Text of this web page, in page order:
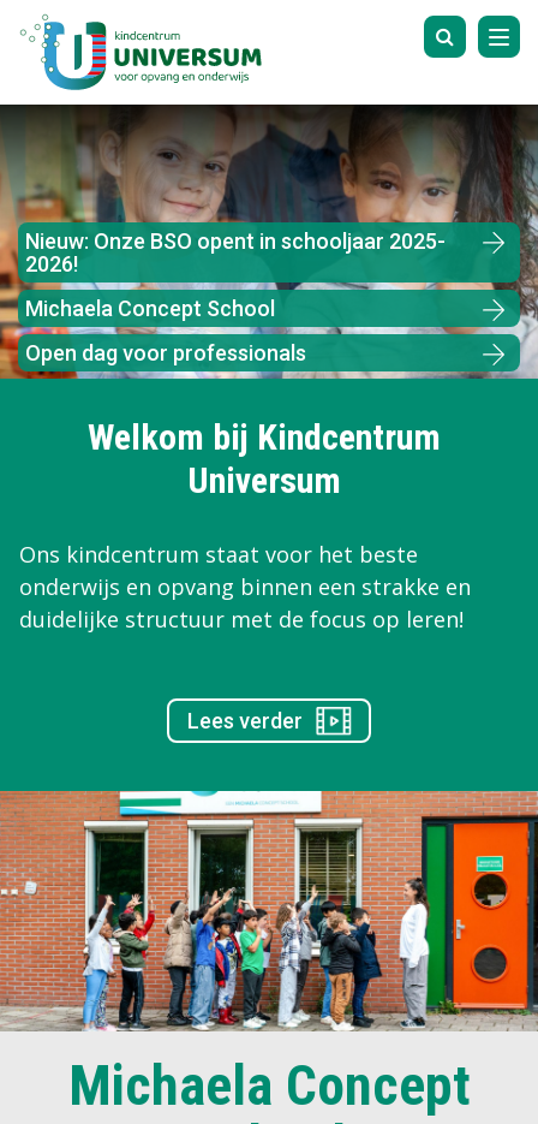
Nieuw: Onze BSO opent in schooljaar 2025-
2026!
Michaela Concept School
Open dag voor professionals
Welkom bij Kindcentrum
Universum
Ons kindcentrum staat voor het beste
onderwijs en opvang binnen een strakke en
duidelijke structuur met de focus op leren!
Lees verder
Michaela Concept